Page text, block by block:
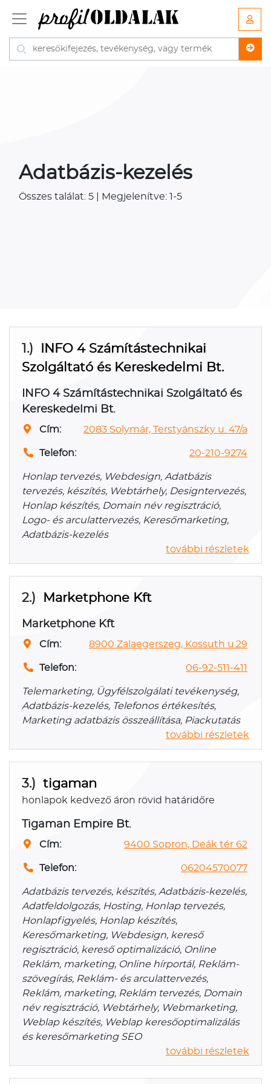
Adatbázis-kezelés
Összes találat: 5 | Megjelenítve: 1-5
1.)
INFO 4 Számítástechnikai
Szolgáltató és Kereskedelmi Bt.
INFO 4 Számítástechnikai Szolgáltató és
Kereskedelmi Bt.
Cím: 2083 Solymár, Terstyánszky u. 47/a
Telefon: 20-210-9274
Honlap tervezés, Webdesign, Adatbázis
tervezés, készítés, Webtárhely, Designtervezés,
Honlap készítés, Domain név regisztráció,
Logo- és arculattervezés, Keresőmarketing,
Adatbázis-kezelés
további részletek
2.) Marketphone Kft
Marketphone Kft
Cím: 8900 Zalaegerszeg, Kossuth u.29
Telefon: 06-92-511-411
Telemarketing, Ügyfélszolgálati tevékenység,
Adatbázis-kezelés, Telefonos értékesítés,
Marketing adatbázis összeállítása, Piackutatás
további részletek
3.) tigaman
honlapok kedvező áron rövid határidőre
Tigaman Empire Bt.
Cím: 9400 Sopron, Deák tér 62
Telefon: 06204570077
Adatbázis tervezés, készítés, Adatbázis-kezelés,
Adatfeldolgozás, Hosting, Honlap tervezés,
Honlapfigyelés, Honlap készítés,
Keresőmarketing, Webdesign, kereső
regisztráció, kereső optimalizáció, Online
Reklám, marketing, Online hírportál, Reklám-
szövegírás, Reklám- és arculattervezés,
Reklám, marketing, Reklám tervezés, Domain
név regisztráció, Webtárhely, Webmarketing,
Weblap készítés, Weblap keresőoptimalizálás
és keresőmarketing SEO
további részletek